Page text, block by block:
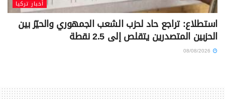
أخبار تركيا
استطلاع: تراجع حاد لحزب الشعب الجمهوري والحيّز بين
الحزبين المتصدرين يتقلص إلى 2.5 نقطة